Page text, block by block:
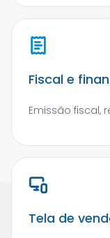
Fiscal e
Emissão fiscal,
Tela de